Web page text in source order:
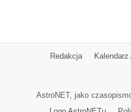
Redakcja
AstroNET, jako